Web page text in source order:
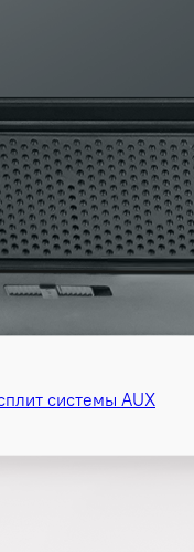
системы AUX